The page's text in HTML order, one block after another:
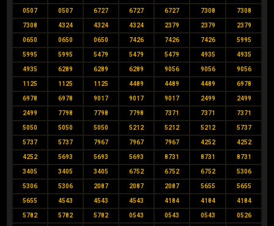
0507 0507 6727 6727 6727 7308 7308
7308 4324 4324 4324 2379 2379 2379
0650 0650 0650 7426 7426 7426 5995
5995 5995 5479 5479 5479 4935 4935
4935 6289 6289 6289 9056 9056 9056
1125 1125 1125 4489 4489 4489 6978
6978 6978 9017 9017 9017 2499 2499
2499 7798 7798 7798 7371 7371 7371
5050 5050 5050 5212 5212 5212 5737
5737 5737 7967 7967 7967 4252 4252
4252 5693 5693 5693 8731 8731 8731
3405 3405 3405 6752 6752 6752 5306
5306 5306 2087 2087 2087 5655 5655
5655 4543 4543 4543 4184 4184 4184
5782 5782 5782 0543 0543 0543 0526